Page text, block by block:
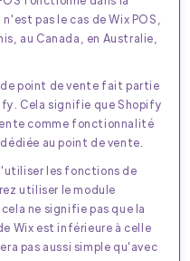
pas le cas de Wix POS,
au Canada, en Australie,
point de vente fait partie
Cela signifie que Shopify
comme fonctionnalité
au point de vente.
les fonctions de
utiliser le module
ne signifie pas que la
Wix est inférieure à celle
pas aussi simple qu'avec